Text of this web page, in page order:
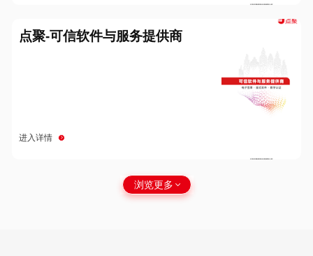
点聚-可信软件与服务提供商
进入详情
浏览更多